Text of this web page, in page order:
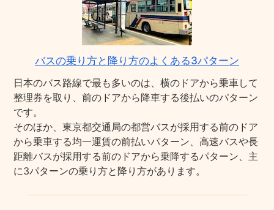
バスの乗り方と降り方のよくある3パターン
日本のバス路線で最も多いのは、横のドアから乗車して
整理券を取り、前のドアから降車する後払いのパターン
です。
そのほか、東京都交通局の都営バスが採用する前のドア
から乗車する均一運賃の前払いパターン、高速バスや長
距離バスが採用する前のドアから乗降するパターン、主
に3パターンの乗り方と降り方があります。